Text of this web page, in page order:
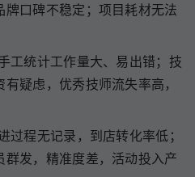
口碑不稳定；项目耗材无法
工统计工作量大、易出错；技
疑虑，优秀技师流失率高，
程无记录，到店转化率低；
发，精准度差，活动投入产